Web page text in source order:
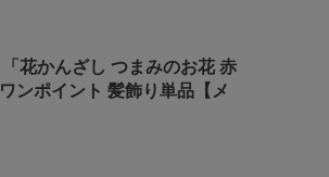
花かんざし つまみのお花 赤
ンポイント 髪飾り単品【メ